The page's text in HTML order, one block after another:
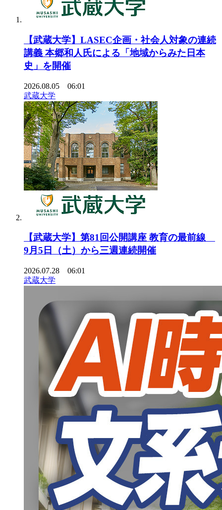
【武蔵大学】LASEC企画・社会人対象の連続
講義 本郷和人氏による「地域からみた日本
史」を開催
2026.08.05 06:01
武蔵大学
【武蔵大学】第81回公開講座 教育の最前線
9月5日（土）から三週連続開催
2026.07.28 06:01
武蔵大学